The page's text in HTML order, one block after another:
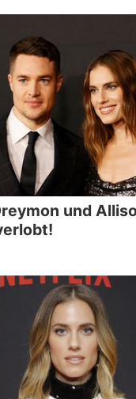
und